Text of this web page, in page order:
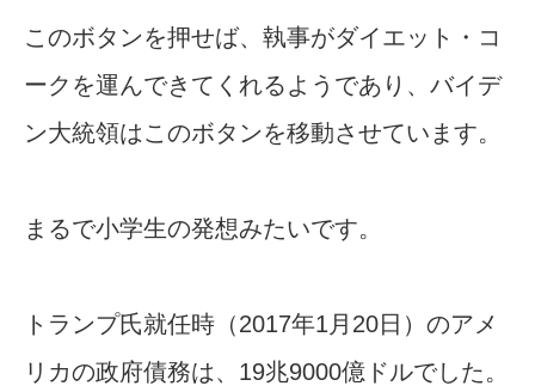
このボタンを押せば、執事がダイエット・コ
ークを運んできてくれるようであり、バイデ
ン大統領はこのボタンを移動させています。
まるで小学生の発想みたいです。
トランプ氏就任時（2017年1月20日）のアメ
リカの政府債務は、19兆9000億ドルでした。